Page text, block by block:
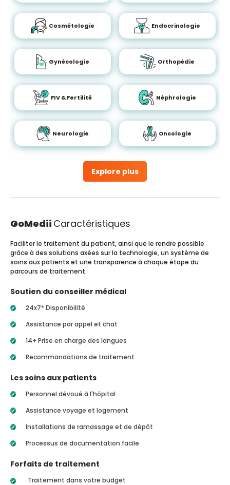
Explore plus
Cosmétologie Endocrinologie
Gynécologie Orthopédie
FIV & Fertilité Néphrologie
Neurologie Oncologie
GoMedii Caractéristiques
Faciliter le traitement du patient, ainsi que le rendre possible
grâce à des solutions axées sur la technologie, un système de
soins aux patients et une transparence à chaque étape du
parcours de traitement.
Soutien du conseiller médical
24x7* Disponibilité
Assistance par appel et chat
14+ Prise en charge des langues
Recommandations de traitement
Les soins aux patients
Personnel dévoué à l'hôpital
Assistance voyage et logement
Installations de ramassage et de dépôt
Processus de documentation facile
Forfaits de traitement
Traitement dans votre budget